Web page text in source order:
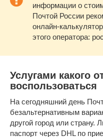
информации о
Почтой России
онлайн-
этого оператора:
Услугами какого
воспользоваться
На сегодняшний день
безальтернативным
другой город или страну.
паспорт через DHL по